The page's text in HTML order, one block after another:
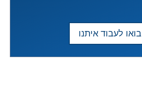
בואו לעבוד איתנו